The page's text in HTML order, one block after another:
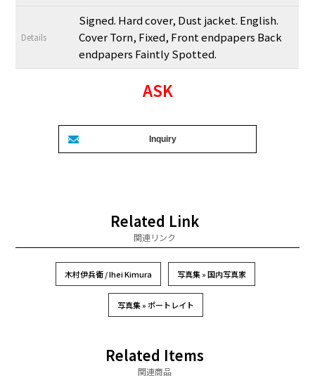
Details
Signed. Hard cover, Dust jacket. English.
Cover Torn, Fixed, Front endpapers Back
endpapers Faintly Spotted.
ASK
Related Link
関連リンク
木村伊兵衛 / Ihei Kimura 写真集 » 国内写真家
写真集 » ポートレイト
Related Items
関連商品